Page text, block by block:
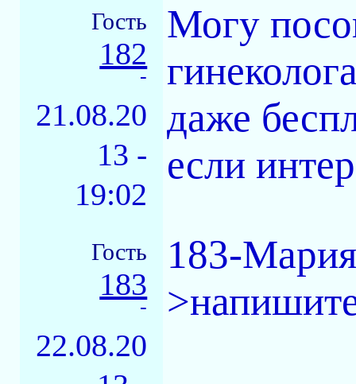
Гость
182
-
21.08.20
13 -
19:02
Могу
даже
если
Гость
183
-
22.08.20
183-